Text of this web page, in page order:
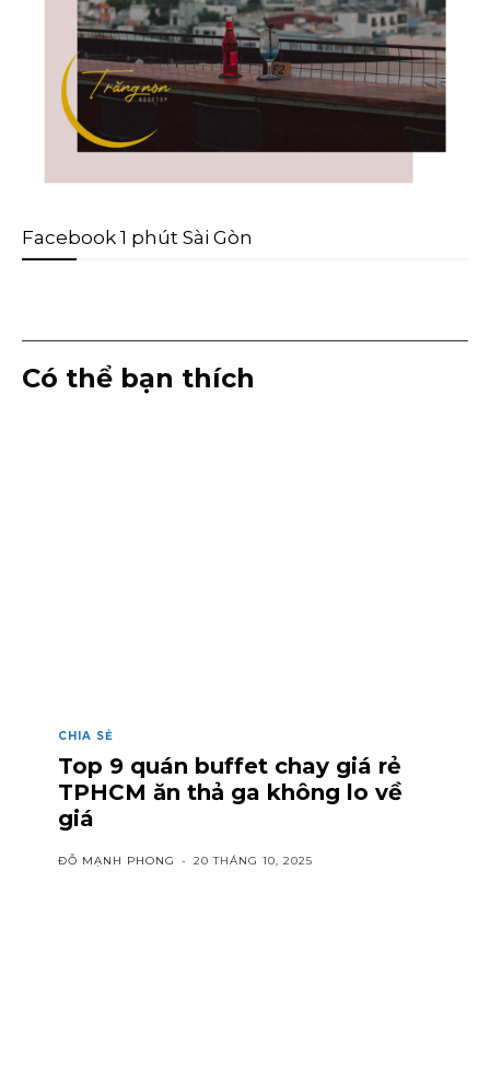
Facebook 1 phút Sài Gòn
Có thể bạn thích
CHIA SẺ
Top 9 quán buffet chay giá rẻ
TPHCM ăn thả ga không lo về
giá
ĐỖ MẠNH PHONG - 20 THÁNG 10, 2025